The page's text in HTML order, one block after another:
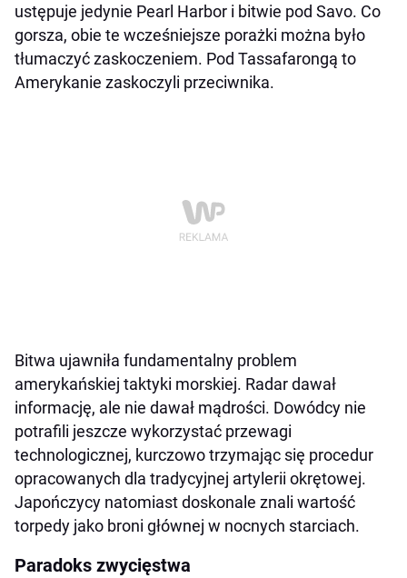
ustępuje jedynie Pearl Harbor i bitwie pod Savo. Co
gorsza, obie te wcześniejsze porażki można było
tłumaczyć zaskoczeniem. Pod Tassafarongą to
Amerykanie zaskoczyli przeciwnika.
Bitwa ujawniła fundamentalny problem
amerykańskiej taktyki morskiej. Radar dawał
informację, ale nie dawał mądrości. Dowódcy nie
potrafili jeszcze wykorzystać przewagi
technologicznej, kurczowo trzymając się procedur
opracowanych dla tradycyjnej artylerii okrętowej.
Japończycy natomiast doskonale znali wartość
torpedy jako broni głównej w nocnych starciach.
Paradoks zwycięstwa